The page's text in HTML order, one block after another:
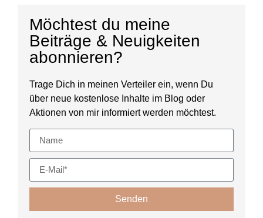
Möchtest du meine
Beiträge & Neuigkeiten
abonnieren?
Trage Dich in meinen Verteiler ein, wenn Du
über neue kostenlose Inhalte im Blog oder
Aktionen von mir informiert werden möchtest.
Senden